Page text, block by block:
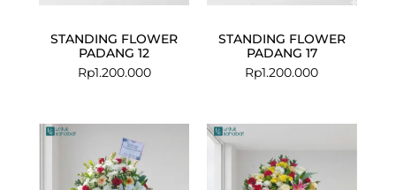
STANDING FLOWER
PADANG 12
Rp1.200.000
STANDING FLOWER
PADANG 17
Rp1.200.000